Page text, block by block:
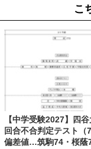
こ
【中学受験2027】四
回合不合判定テスト（
偏差値…筑駒74・桜蔭